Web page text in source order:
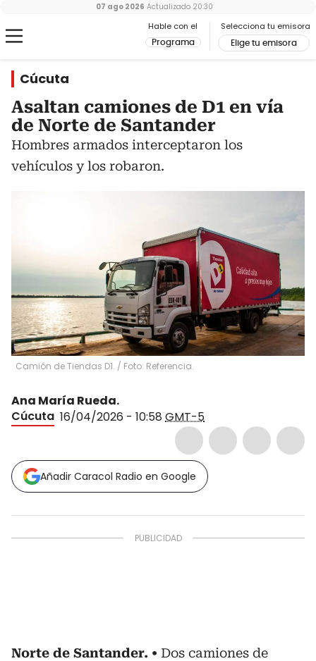
Hable con el
Programa
Selecciona tu emisora
Elige tu emisora
07 ago 2026 Actualizado 20:30
Cúcuta
Asaltan camiones de D1 en vía
de Norte de Santander
Hombres armados interceptaron los
vehículos y los robaron.
Camión de Tiendas D1. / Foto: Referencia.
Ana María Rueda.
Cúcuta 16/04/2026 - 10:58 GMT-5
Añadir Caracol Radio en Google
Norte de Santander.
Dos camiones de